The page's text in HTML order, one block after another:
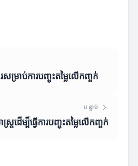
សម្រាប់ការបញ្ចុះតម្លៃលើកញ្ចក់
បន្ទាប់
ត្រដើម្បីធ្វើការបញ្ចុះតម្លៃលើកញ្ចក់